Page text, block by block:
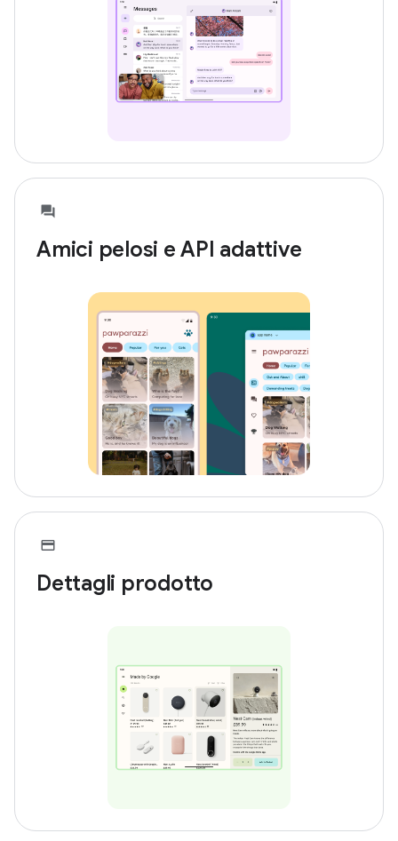
Amici pelosi e API adattive
Dettagli prodotto